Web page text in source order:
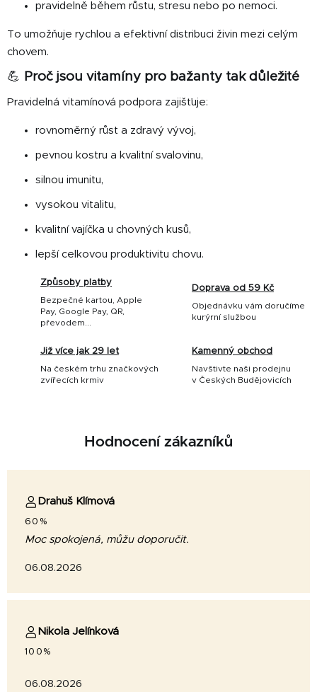
pravidelně během růstu, stresu nebo po nemoci.
To umožňuje rychlou a efektivní distribuci živin mezi celým
chovem.
💪 Proč jsou vitamíny pro bažanty tak důležité
Pravidelná vitamínová podpora zajišťuje:
rovnoměrný růst a zdravý vývoj,
pevnou kostru a kvalitní svalovinu,
silnou imunitu,
vysokou vitalitu,
kvalitní vajíčka u chovných kusů,
lepší celkovou produktivitu chovu.
Způsoby platby
Bezpečné kartou, Apple
Pay, Google Pay, QR,
převodem...
Doprava od 59 Kč
Objednávku vám doručíme
kurýrní službou
Již více jak 29 let
Na českém trhu značkových
zvířecích krmiv
Kamenný obchod
Navštivte naši prodejnu
v Českých Budějovicích
Hodnocení zákazníků
Drahuš Klímová
60%
Moc spokojená, můžu doporučit.
06.08.2026
Nikola Jelínková
100%
06.08.2026